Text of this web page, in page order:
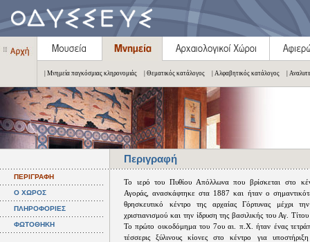
| Μνημεία παγκόσμιας κληρονομιάς | Θεματικός κατάλογος | Αλφαβητικός κατάλογος |
Περιγραφή
ΠΕΡΙΓΡΑΦΗ
Ο ΧΩΡΟΣ
ΠΛΗΡΟΦΟΡΙΕΣ
ΦΩΤΟΘΗΚΗ
Το ιερό του Πυθίου Απόλλωνα που βρίσκεται στο
Αγοράς, ανασκάφτηκε στα 1887 και ήταν ο
θρησκευτικό κέντρο της αρχαίας Γόρτυνας μέχρι
χριστιανισμού και την ίδρυση της βασιλικής του Αγ.
Το πρώτο οικοδόμημα του 7ου αι. π.Χ. ήταν ένας
τέσσερις ξύλινους κίονες στο κέντρο για